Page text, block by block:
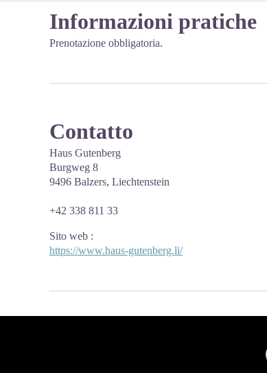
Informazioni pratiche
Prenotazione obbligatoria.
Contatto
Haus Gutenberg
Burgweg 8
9496 Balzers, Liechtenstein
+42 338 811 33
Sito web :
https://www.haus-gutenberg.li/